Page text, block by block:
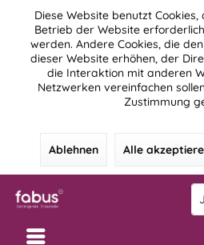
Diese Website benutzt
Betrieb der Website
werden. Andere Cookies, die
dieser Website erhöhen, der
die Interaktion mit anderen
Netzwerken vereinfachen
Zustimmung
Ablehnen Alle